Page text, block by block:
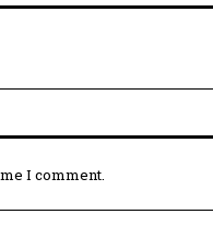
I comment.